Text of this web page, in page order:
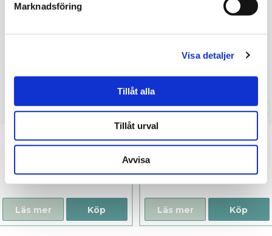
Marknadsföring
Visa detaljer
Tillåt alla
Tillåt urval
Avvisa
Womanizer Next
2 299 kr
Köp
Läs mer
Womanizer Next
2 299 kr
Köp
Läs mer